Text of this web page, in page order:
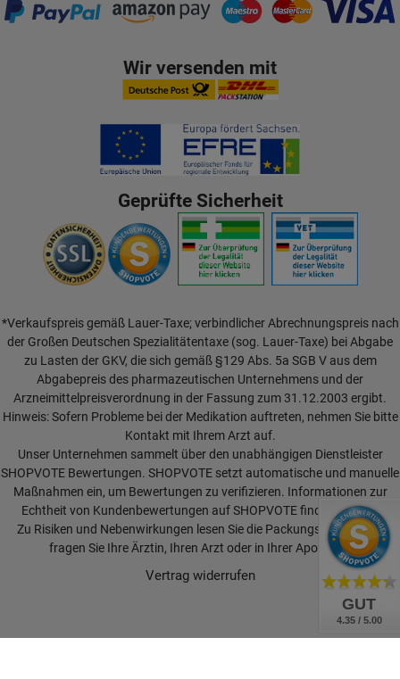
Wir versenden mit
Geprüfte Sicherheit
*Verkaufspreis gemäß Lauer-Taxe; verbindlicher Abrechnungspreis nach
der Großen Deutschen Spezialitätentaxe (sog. Lauer-Taxe) bei Abgabe
zu Lasten der GKV, die sich gemäß §129 Abs. 5a SGB V aus dem
Abgabepreis des pharmazeutischen Unternehmens und der
Arzneimittelpreisverordnung in der Fassung zum 31.12.2003 ergibt.
Hinweis: Sofern Probleme bei der Medikation auftreten, nehmen Sie bitte
Kontakt mit Ihrem Arzt auf.
Unser Unternehmen sammelt über den unabhängigen Dienstleister
SHOPVOTE Bewertungen. SHOPVOTE setzt automatische und manuelle
Maßnahmen ein, um Bewertungen zu verifizieren. Informationen zur
Echtheit von Kundenbewertungen auf SHOPVOTE finden Sie hier.
Zu Risiken und Nebenwirkungen lesen Sie die Packungsbeilage und
fragen Sie Ihre Ärztin, Ihren Arzt oder in Ihrer Apotheke.
Vertrag widerrufen
GUT
4.35 / 5.00